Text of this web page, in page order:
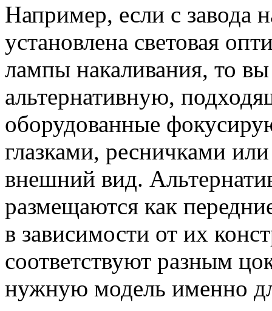
Например, если с завода
установлена световая
лампы накаливания, то
альтернативную,
оборудованные
глазками, ресничками
внешний вид.
размещаются как
в зависимости от их
соответствуют разным
нужную модель именно